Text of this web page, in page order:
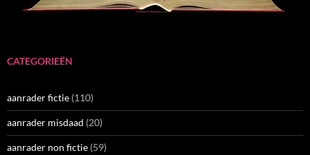
CATEGORIEËN
aanrader fictie (110)
aanrader misdaad (20)
aanrader non fictie (59)